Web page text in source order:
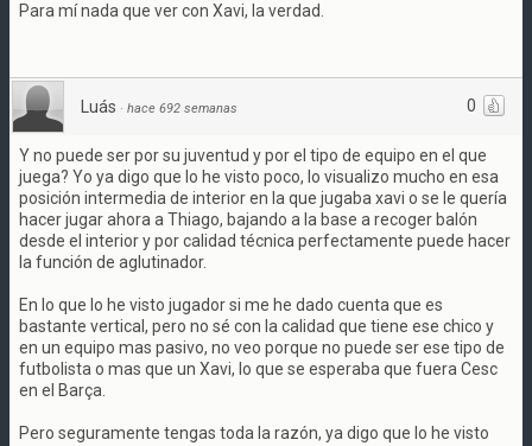
Para mí nada que ver con Xavi, la verdad.
0
Luás · hace 692 semanas
Y no puede ser por su juventud y por el tipo de equipo en el que
juega? Yo ya digo que lo he visto poco, lo visualizo mucho en esa
posición intermedia de interior en la que jugaba xavi o se le quería
hacer jugar ahora a Thiago, bajando a la base a recoger balón
desde el interior y por calidad técnica perfectamente puede hacer
la función de aglutinador.
En lo que lo he visto jugador si me he dado cuenta que es
bastante vertical, pero no sé con la calidad que tiene ese chico y
en un equipo mas pasivo, no veo porque no puede ser ese tipo de
futbolista o mas que un Xavi, lo que se esperaba que fuera Cesc
en el Barça.
Pero seguramente tengas toda la razón, ya digo que lo he visto